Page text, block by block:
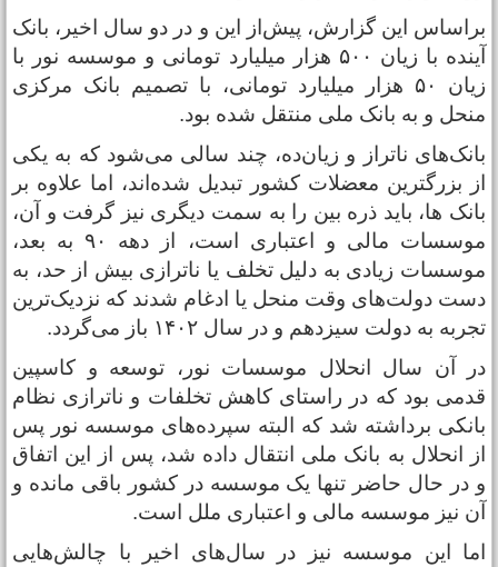
این گزارش، پیش‌از این و در دو سال اخیر، بانک
آینده با زیان ۵۰۰ هزار میلیارد تومانی و موسسه نور با
زیان ۵۰ هزار میلیارد تومانی، با تصمیم بانک مرکزی
و به بانک ملی منتقل شده بود.
ناتراز و زیان‌ده، چند سالی می‌شود که به یکی
بزرگترین معضلات کشور تبدیل شده‌اند، اما علاوه بر
ها، باید ذره بین را به سمت دیگری نیز گرفت و آن،
موسسات مالی و اعتباری است، از دهه ۹۰ به بعد،
زیادی به دلیل تخلف یا ناترازی بیش از حد، به
دولت‌های وقت منحل یا ادغام شدند که نزدیک‌ترین
به دولت سیزدهم و در سال ۱۴۰۲ باز می‌گردد.
آن سال انحلال موسسات نور، توسعه و کاسپین
بود که در راستای کاهش تخلفات و ناترازی نظام
برداشته شد که البته سپرده‌های موسسه نور پس
انحلال به بانک ملی انتقال داده شد، پس از این اتفاق
در حال حاضر تنها یک موسسه در کشور باقی مانده و
نیز موسسه مالی و اعتباری ملل است.
این موسسه نیز در سال‌های اخیر با چالش‌هایی